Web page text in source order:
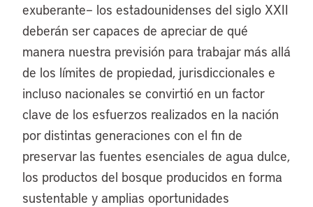
exuberante– los estadounidenses del siglo XXII
deberán ser capaces de apreciar de qué
manera nuestra previsión para trabajar más allá
de los límites de propiedad, jurisdiccionales e
incluso nacionales se convirtió en un factor
clave de los esfuerzos realizados en la nación
por distintas generaciones con el fin de
preservar las fuentes esenciales de agua dulce,
los productos del bosque producidos en forma
sustentable y amplias oportunidades